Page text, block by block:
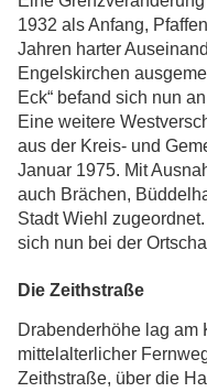
1932 als Anfang,
Jahren harter
Engelskirchen
Eck“ befand sich nun
Eine weitere
aus der Kreis- und
Januar 1975. Mit
auch Brächen,
Stadt Wiehl
sich nun bei der
Die Zeithstraße
Drabenderhöhe lag am
mittelalterlicher
Zeithstraße, über die